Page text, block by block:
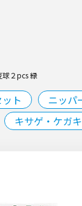
２pcs 緑
ト
ニッパ
キサゲ・ケガ